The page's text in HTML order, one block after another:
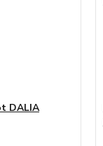
DALIA